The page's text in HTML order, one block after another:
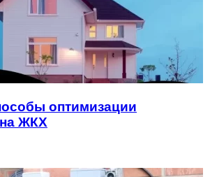
оптимизации
ЖКХ